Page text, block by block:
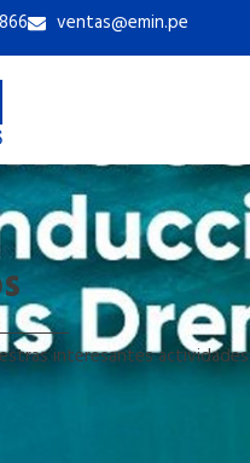
ventas@emin.pe
interesantes actividades